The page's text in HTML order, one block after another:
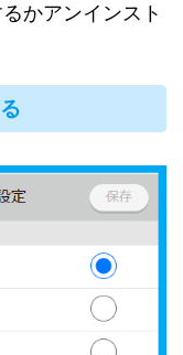
かアンインスト